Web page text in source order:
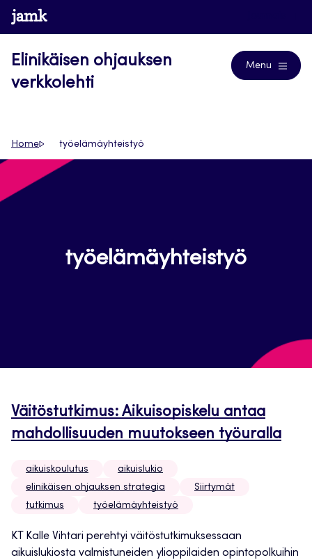
Siirry
suoraan
www.jamk.fi
Elinikäisen ohjauksen
verkkolehti
Menu
Home työelämäyhteistyö
työelämäyhteistyö
Väitöstutkimus: Aikuisopiskelu antaa
mahdollisuuden muutokseen työuralla
aikuiskoulutus
aikuislukio
elinikäisen ohjauksen strategia
Siirtymät
tutkimus
työelämäyhteistyö
KT Kalle Vihtari perehtyi väitöstutkimuksessaan
aikuislukiosta valmistuneiden ylioppilaiden opintopolkuihin